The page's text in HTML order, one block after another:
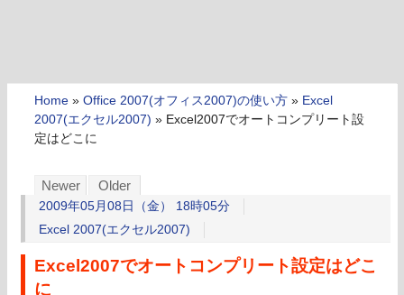
Home » Office 2007(オフィス2007)の使い方 » Excel
2007(エクセル2007) » Excel2007でオートコンプリート設
定はどこに
Newer Older
2009年05月08日（金） 18時05分
Excel 2007(エクセル2007)
Excel2007でオートコンプリート設定はどこ
に